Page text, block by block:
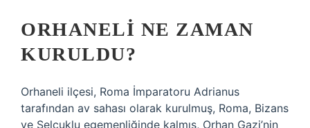
ORHANELI NE ZAMAN
KURULDU?
Orhaneli ilçesi, Roma İmparatoru Adrianus
tarafından av sahası olarak kurulmuş, Roma, Bizans
ve Selçuklu egemenliğinde kalmış, Orhan Gazi’nin